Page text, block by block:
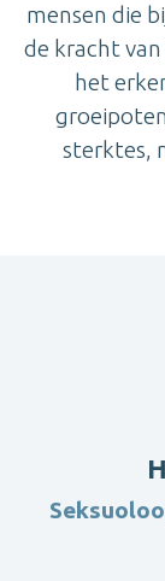
mensen die
de kracht
het
sterktes,